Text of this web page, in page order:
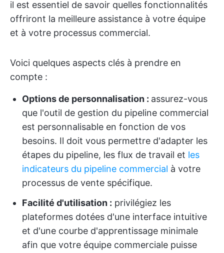
il est essentiel de savoir quelles fonctionnalités
offriront la meilleure assistance à votre équipe
et à votre processus commercial.
Voici quelques aspects clés à prendre en
compte :
Options de personnalisation : assurez-vous
que l'outil de gestion du pipeline commercial
est personnalisable en fonction de vos
besoins. Il doit vous permettre d'adapter les
étapes du pipeline, les flux de travail et les
indicateurs du pipeline commercial à votre
processus de vente spécifique.
Facilité d'utilisation : privilégiez les
plateformes dotées d'une interface intuitive
et d'une courbe d'apprentissage minimale
afin que votre équipe commerciale puisse